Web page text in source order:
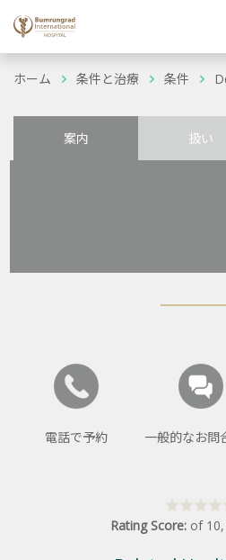
ホーム 条件と治療 条件
案内 扱い
電話で予約 一般的なお問
Rating Score: of 10,